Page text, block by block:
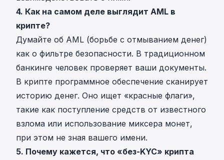
4. Как на самом деле выглядит AML в
крипте?
Думайте об AML (борьбе с отмыванием денег)
как о фильтре безопасности. В традиционном
банкинге человек проверяет ваши документы.
В крипте программное обеспечение сканирует
историю денег. Оно ищет «красные флаги»,
такие как поступление средств от известного
взлома или использование миксера монет,
при этом не зная вашего имени.
5. Почему кажется, что «без-KYC» крипта